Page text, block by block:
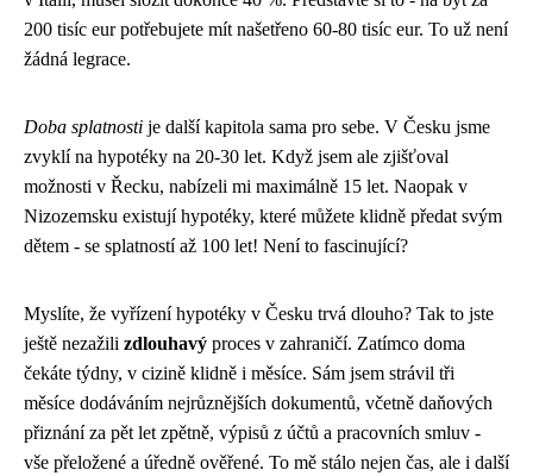
200 tisíc eur potřebujete mít našetřeno 60-80 tisíc eur. To už není
žádná legrace.
Doba splatnosti je další kapitola sama pro sebe. V Česku jsme
zvyklí na hypotéky na 20-30 let. Když jsem ale zjišťoval
možnosti v Řecku, nabízeli mi maximálně 15 let. Naopak v
Nizozemsku existují hypotéky, které můžete klidně předat svým
dětem - se splatností až 100 let! Není to fascinující?
Myslíte, že vyřízení hypotéky v Česku trvá dlouho? Tak to jste
ještě nezažili zdlouhavý proces v zahraničí. Zatímco doma
čekáte týdny, v cizině klidně i měsíce. Sám jsem strávil tři
měsíce dodáváním nejrůznějších dokumentů, včetně daňových
přiznání za pět let zpětně, výpisů z účtů a pracovních smluv -
vše přeložené a úředně ověřené. To mě stálo nejen čas, ale i další